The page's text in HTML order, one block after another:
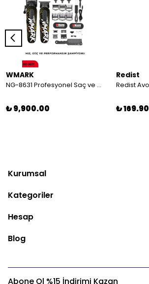
WMARK
NG-8631 Profesyonel Saç ve Sakal Kesme Makinesi Kit | 9000 RPM Güçlü Motor
₺ 9,900.00
Redist
₺ 169.90
Kurumsal
Kategoriler
Hesap
Blog
Abone Ol %15 İndirimi Kazan